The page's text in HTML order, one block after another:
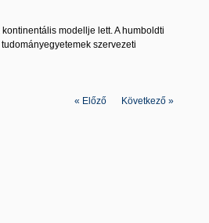
modellje lett. A humboldti
szervezeti
« Előző Következő »